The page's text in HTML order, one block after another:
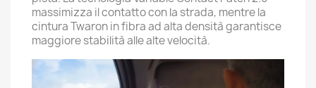
massimizza il contatto con la strada, mentre la
cintura Twaron in fibra ad alta densità garantisce
maggiore stabilità alle alte velocità.